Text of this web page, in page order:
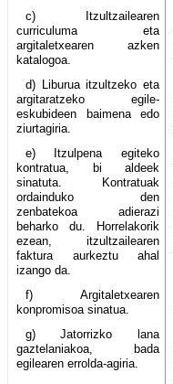
c) Itzultzailearen
curriculuma eta
argitaletxearen azken
katalogoa.
d) Liburua itzultzeko eta
argitaratzeko egile-
eskubideen baimena edo
ziurtagiria.
e) Itzulpena egiteko
kontratua, bi aldeek
sinatuta. Kontratuak
ordainduko den
zenbatekoa adierazi
beharko du. Horrelakorik
ezean, itzultzailearen
faktura aurkeztu ahal
izango da.
f) Argitaletxearen
konpromisoa sinatua.
g) Jatorrizko lana
gaztelaniakoa, bada
egilearen errolda-agiria.